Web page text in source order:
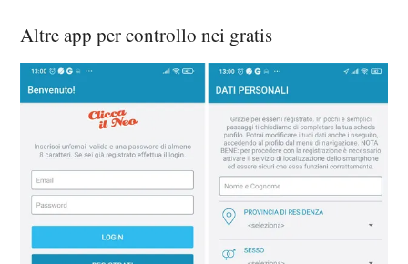
Altre app per controllo nei gratis